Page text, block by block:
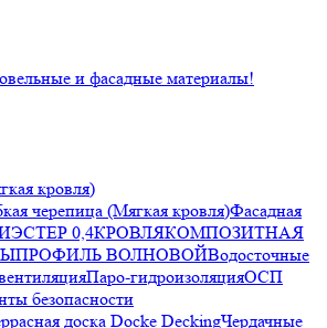
и фасадные материалы!
кровля)
черепица (Мягкая кровля)Фасадная
0,4КРОВЛЯКОМПОЗИТНАЯ
ПРОФИЛЬ ВОЛНОВОЙВодосточные
Паро-гидроизоляцияОСП
безопасности
доска Docke DeckingЧердачные